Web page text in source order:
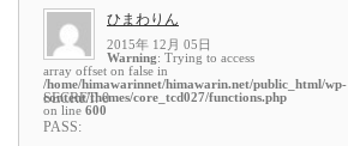
ひまわりん
2015年 12月 05日
Warning: Trying to access
array offset on false in
/home/himawarinnet/himawarin.net/public_html/wp-
content/themes/core_tcd027/functions.php
on line 600
SECRET: 0
PASS: